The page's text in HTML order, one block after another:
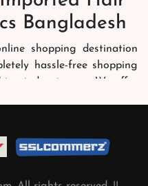
Bangladesh
shopping destination
hassle-free shopping
trusted gateways. We offer
with all your preferred
the exact choice here.
online shopping